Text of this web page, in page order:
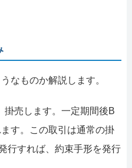
なものか解説します。
掛売します。一定期間後B
す。この取引は通常の掛
行すれば、約束手形を発行